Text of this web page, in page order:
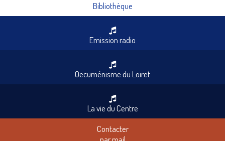
Bibliothèque
Emission radio
Oecuménisme du Loiret
La vie du Centre
Contacter